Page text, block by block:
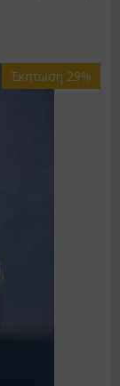
Έκπτωση 29%